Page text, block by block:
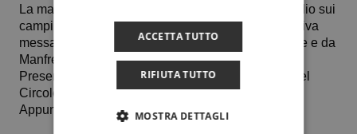
La manifestazione è andata in scena dal 4 al 6 luglio sui
campi del Circolo. Perfetta la macchina organizzativa
messa a punto dalla nostra sociaPaola Di Simon
e e da
Manfredi Borsellino.
Presente alla premiazione il deputato segretario del
Circolo
Pilo Maniscalco.
Appuntamento al 2024.
ACCETTA TUTTO
RIFIUTA TUTTO
MOSTRA DETTAGLI